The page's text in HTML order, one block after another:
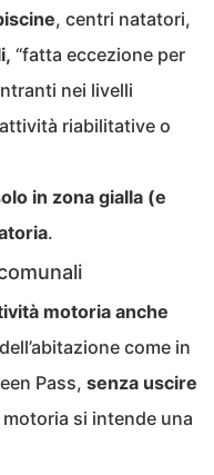
, centri natatori,
“fatta eccezione per
nei livelli
riabilitative o
in zona gialla (e
.
motoria anche
come in
Pass, senza uscire
si intende una